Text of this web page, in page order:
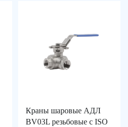
Краны шаровые АДЛ
BV03L резьбовые с ISO